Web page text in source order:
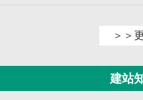
＞＞
建站